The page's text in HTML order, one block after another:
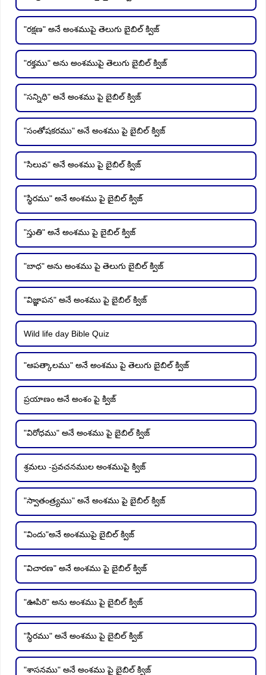
"రక్షణ" అనే అంశముపై తెలుగు బైబిల్ క్విజ్
"రక్తము" అను అంశముపై తెలుగు బైబిల్ క్విజ్
"సన్నిధి" అనే అంశము పై బైబిల్ క్విజ్
"సంతోషకరము" అనే అంశము పై బైబిల్ క్విజ్
"సిలువ" అనే అంశము పై బైబిల్ క్విజ్
"స్థిరము" అనే అంశము పై బైబిల్ క్విజ్
"స్తుతి" అనే అంశము పై బైబిల్ క్విజ్
"బాధ" అను అంశము పై తెలుగు బైబిల్ క్విజ్
"విజ్ఞాపన" అనే అంశము పై బైబిల్ క్విజ్
Wild life day Bible Quiz
"ఆపత్కాలము" అనే అంశము పై తెలుగు బైబిల్ క్విజ్
ప్రయాణం అనే అంశం పై క్విజ్
"విరోధము" అనే అంశము పై బైబిల్ క్విజ్
శ్రమలు -ప్రవచనముల అంశముపై క్విజ్
"స్వాతంత్ర్యము" అనే అంశము పై బైబిల్ క్విజ్
"విందు"అనే అంశముపై బైబిల్ క్విజ్
"విచారణ" అనే అంశము పై బైబిల్ క్విజ్
"ఊపిరి" అను అంశము పై బైబిల్ క్విజ్
"స్థిరము" అనే అంశము పై బైబిల్ క్విజ్
"శాసనము" అనే అంశము పై బైబిల్ క్విజ్